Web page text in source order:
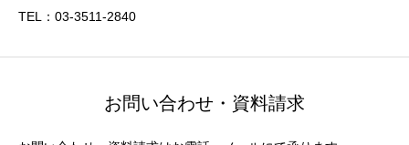
TEL：03-3511-2840
お問い合わせ・資料請求